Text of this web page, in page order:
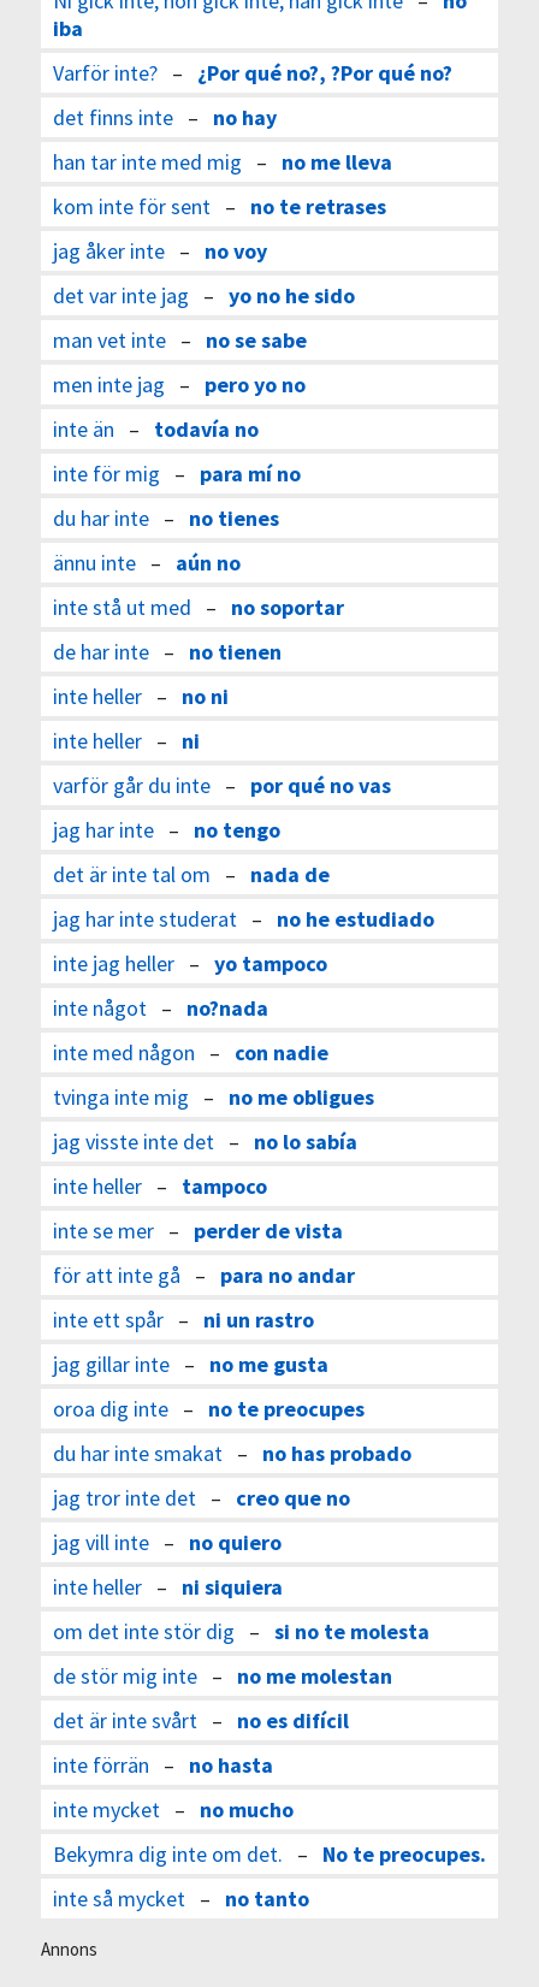
iba
Varför inte?– ¿Por qué no?, ?Por qué no?
det finns inte– no hay
han tar inte med mig – no me lleva
kom inte för sent– no te retrases
jag åker inte– no voy
det var inte jag – yo no he sido
man vet inte– no se sabe
men inte jag – pero yo no
inte än – todavía no
inte för mig – para mí no
du har inte– no tienes
ännu inte– aún no
inte stå ut med – no soportar
de har inte– no tienen
inte heller– no ni
inte heller– ni
varför går du inte– por qué no vas
jag har inte– no tengo
det är inte tal om – nada de
jag har inte studerat– no he estudiado
inte jag heller– yo tampoco
inte något– no?nada
inte med någon – con nadie
tvinga inte mig – no me obligues
jag visste inte det– no lo sabía
inte heller– tampoco
inte se mer– perder de vista
för att inte gå – para no andar
inte ett spår– ni un rastro
jag gillar inte– no me gusta
oroa dig inte– no te preocupes
du har inte smakat– no has probado
jag tror inte det– creo que no
jag vill inte– no quiero
inte heller– ni siquiera
om det inte stör dig – si no te molesta
de stör mig inte– no me molestan
det är inte svårt– no es difícil
inte förrän – no hasta
inte mycket– no mucho
Bekymra dig inte om det. – No te preocupes.
inte så mycket– no tanto
Annons